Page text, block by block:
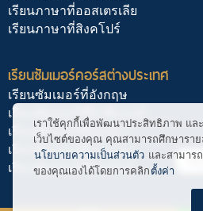
เรียนภาษาที่ออสเตรเลีย
เรียนภาษาที่สิงคโปร์
เรียนซัมเมอร์คอร์สต่างประเทศ
เรียนซัมเมอร์ที่อังกฤษ
เรียนซัมเมอร์ที่นิวซีแลนด์
เรียนซัมเมอร์ที่อเมริกา
เรียนซัมเมอร์ที่แคนาดา
เรียนซัมเมอร์ที่สิงคโปร์
เราใช้คุกกี้เพื่อพัฒนาประสิทธิภาพ แล
เว็บไซต์ของคุณ คุณสามารถศึกษาราย
นโยบายความเป็นส่วนตัว และสามาร
ของคุณเองได้โดยการคลิก ตั้งค่า
ติ